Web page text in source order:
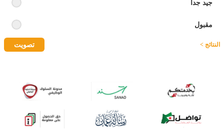
جيد جداً
مقبول
تصويت النتائج >